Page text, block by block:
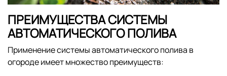
ПРЕИМУЩЕСТВА СИСТЕМЫ
АВТОМАТИЧЕСКОГО ПОЛИВА
Применение системы автоматического полива в
огороде имеет множество преимуществ: